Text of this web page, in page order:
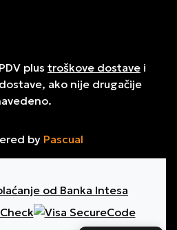
plus troškove dostave i
ako nije drugačije
by Pascual